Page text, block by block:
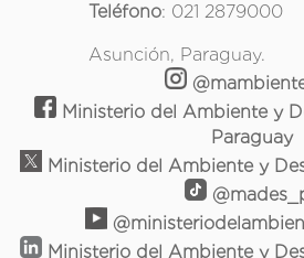
Teléfono: 021 2879000
Asunción, Paraguay.
Ministerio del Ambiente y
Paraguay
Ministerio del Ambiente y
Ministerio del Ambiente y